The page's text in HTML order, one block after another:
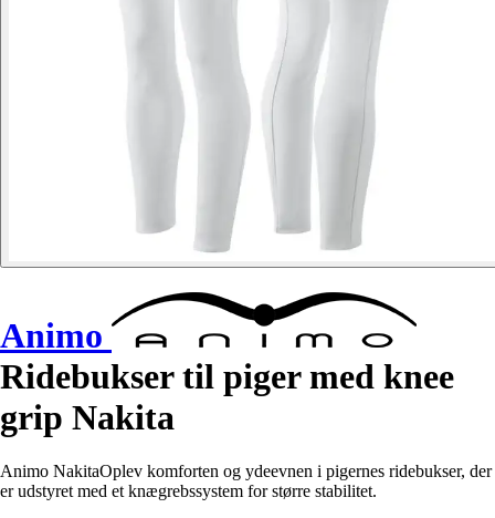
Animo
Ridebukser til piger med knee
grip Nakita
Animo NakitaOplev komforten og ydeevnen i pigernes ridebukser, der
er udstyret med et knægrebssystem for større stabilitet.